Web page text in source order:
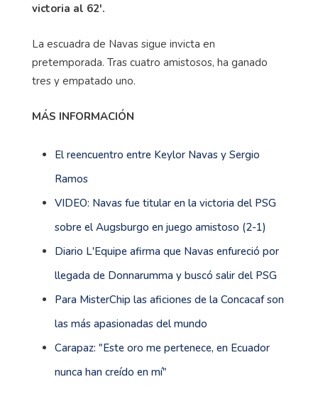
victoria al 62'.
La escuadra de Navas sigue invicta en
pretemporada. Tras cuatro amistosos, ha ganado
tres y empatado uno.
MÁS INFORMACIÓN
El reencuentro entre Keylor Navas y Sergio
Ramos
VIDEO: Navas fue titular en la victoria del PSG
sobre el Augsburgo en juego amistoso (2-1)
Diario L'Equipe afirma que Navas enfureció por
llegada de Donnarumma y buscó salir del PSG
Para MisterChip las aficiones de la Concacaf son
las más apasionadas del mundo
Carapaz: "Este oro me pertenece, en Ecuador
nunca han creído en mí"